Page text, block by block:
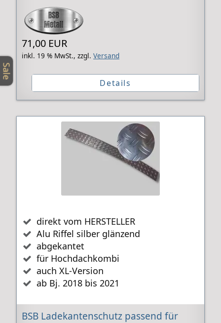
71,00 EUR
inkl. 19 % MwSt., zzgl. Versand
Details
direkt vom HERSTELLER
Alu Riffel silber glänzend
abgekantet
für Hochdachkombi
auch XL-Version
ab Bj. 2018 bis 2021
BSB Ladekantenschutz passend für
Sale